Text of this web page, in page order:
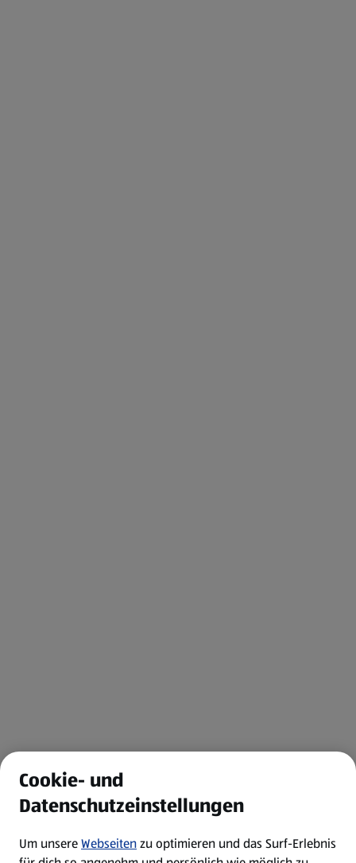
Cookie- und
Datenschutzeinstellungen
Um unsereWebseitenzu optimieren und das Surf-Erlebnis